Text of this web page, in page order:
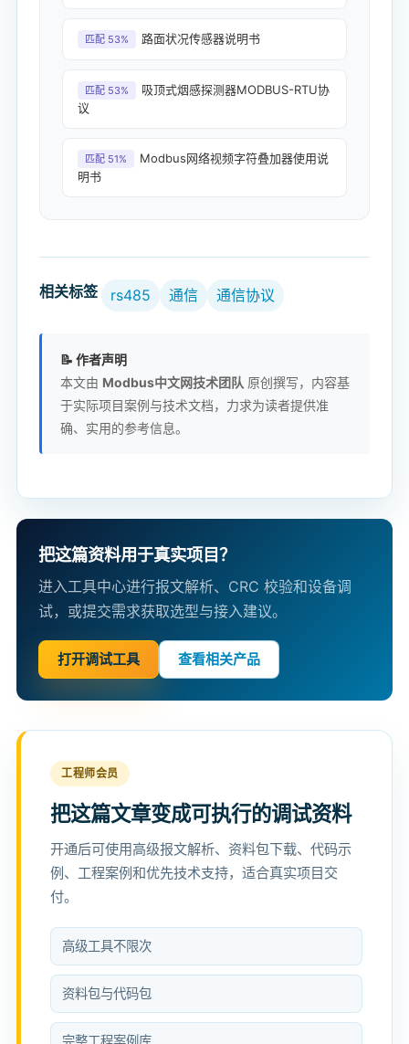
匹配 53% 路面状况传感器说明书
匹配 53%
吸顶式烟感探测器MODBUS-RTU协
议
匹配 51%
Modbus网络视频字符叠加器使用说
明书
相关标签 rs485 通信 通信协议
📝 作者声明
本文由 Modbus中文网技术团队 原创撰写，内容基
于实际项目案例与技术文档，力求为读者提供准
确、实用的参考信息。
把这篇资料用于真实项目？
进入工具中心进行报文解析、CRC 校验和设备调
试，或提交需求获取选型与接入建议。
打开调试工具 查看相关产品
工程师会员
把这篇文章变成可执行的调试资料
开通后可使用高级报文解析、资料包下载、代码示
例、工程案例和优先技术支持，适合真实项目交
付。
高级工具不限次
资料包与代码包
完整工程案例库